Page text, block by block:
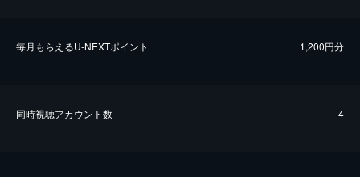
毎⽉もらえるU-NEXTポイント 1,200円分
同時視聴アカウント数 4